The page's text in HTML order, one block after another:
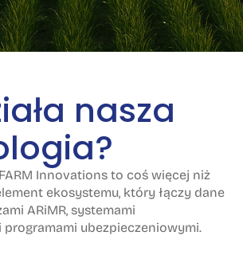
nasza
Innovations to coś więcej niż
ekosystemu, który łączy dane
ARiMR, systemami
programami ubezpieczeniowymi.